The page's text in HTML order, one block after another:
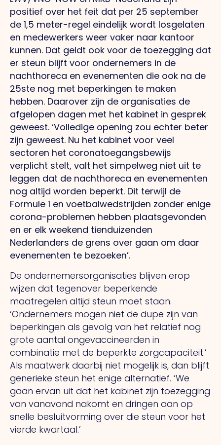
positief over het feit dat per 25 september
de 1,5 meter-regel eindelijk wordt losgelaten
en medewerkers weer vaker naar kantoor
kunnen. Dat geldt ook voor de toezegging dat
er steun blijft voor ondernemers in de
nachthoreca en evenementen die ook na de
25ste nog met beperkingen te maken
hebben. Daarover zijn de organisaties de
afgelopen dagen met het kabinet in gesprek
geweest. ‘Volledige opening zou echter beter
zijn geweest. Nu het kabinet voor veel
sectoren het coronatoegangsbewijs
verplicht stelt, valt het simpelweg niet uit te
leggen dat de nachthoreca en evenementen
nog altijd worden beperkt. Dit terwijl de
Formule 1 en voetbalwedstrijden zonder enige
corona-problemen hebben plaatsgevonden
en er elk weekend tienduizenden
Nederlanders de grens over gaan om daar
evenementen te bezoeken’.
De ondernemersorganisaties blijven erop
wijzen dat tegenover beperkende
maatregelen altijd steun moet staan.
‘Ondernemers mogen niet de dupe zijn van
beperkingen als gevolg van het relatief nog
grote aantal ongevaccineerden in
combinatie met de beperkte zorgcapaciteit.’
Als maatwerk daarbij niet mogelijk is, dan blijft
generieke steun het enige alternatief. ‘We
gaan ervan uit dat het kabinet zijn toezegging
van vanavond nakomt en dringen aan op
snelle besluitvorming over die steun voor het
vierde kwartaal.’